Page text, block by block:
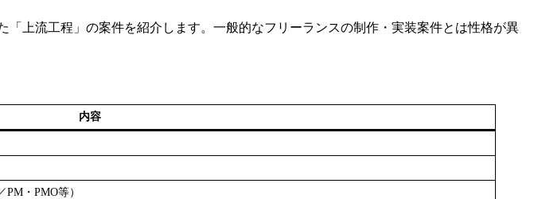
上流工程」の案件を紹介します。一般的なフリーランスの制作・実装案件とは性格が異
内容
・PMO等）